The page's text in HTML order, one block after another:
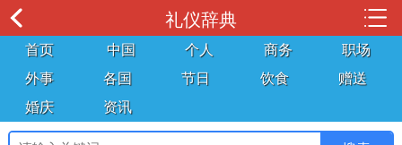
礼仪辞典
首页 中国 个人 商务
职场
外事
各国 节日 饮食
赠送
婚庆
资讯